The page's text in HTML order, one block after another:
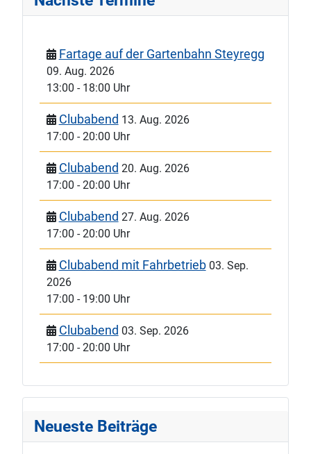
Fartage auf der Gartenbahn Steyregg
09. Aug. 2026
13:00 - 18:00 Uhr
Clubabend 13. Aug. 2026
17:00 -20:00 Uhr
Clubabend 20. Aug. 2026
17:00 -20:00 Uhr
Clubabend 27. Aug. 2026
17:00 -20:00 Uhr
Clubabend mit Fahrbetrieb 03. Sep.
2026
17:00 - 19:00 Uhr
Clubabend 03. Sep. 2026
17:00 -20:00 Uhr
Neueste Beiträge